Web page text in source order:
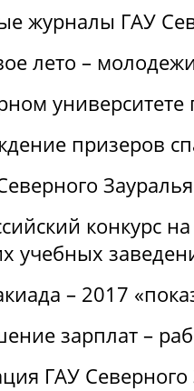
журналы ГАУ
лето –
призеров
конкурс
учебных
– 2017
зарплат –
ГАУ